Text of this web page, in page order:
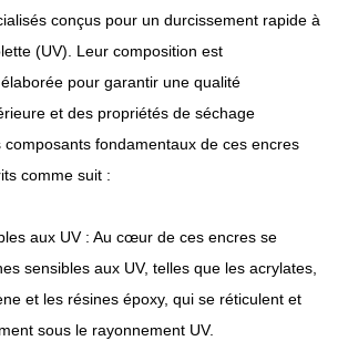
conçus pour un durcissement rapide à
(UV). Leur composition est
pour garantir une qualité
et des propriétés de séchage
composants fondamentaux de ces encres
comme suit :
aux UV : Au cœur de ces encres se
sensibles aux UV, telles que les acrylates,
et les résines époxy, qui se réticulent et
sous le rayonnement UV.